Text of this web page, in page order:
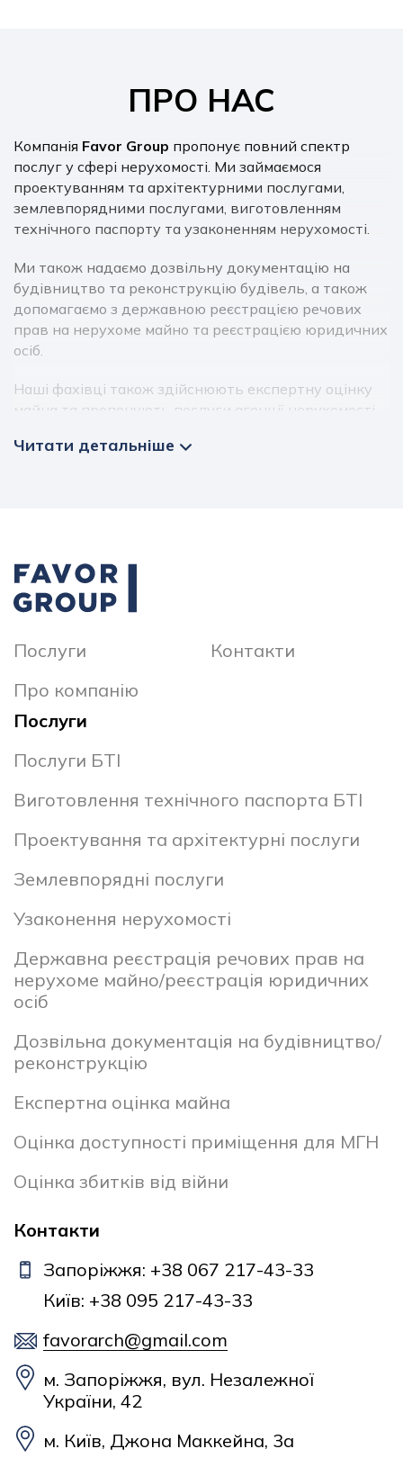
ПРО НАС
Компанія Favor Group пропонує повний спектр
послуг у сфері нерухомості. Ми займаємося
проектуванням та архітектурними послугами,
землевпорядними послугами, виготовленням
технічного паспорту та узаконенням нерухомості.
Ми також надаємо дозвільну документацію на
будівництво та реконструкцію будівель, а також
допомагаємо з державною реєстрацією речових
прав на нерухоме майно та реєстрацією юридичних
осіб.
Наші фахівці також здійснюють експертну оцінку
майна та пропонують послуги агенції нерухомості.
ми надаємо індивідуальний підхід до кожного з
та високий рівень якості наданих послуг.
Читати детальніше
Послуги
Про компанію
Контакти
Послуги
Послуги БТІ
Виготовлення технічного паспорта БТІ
Проектування та архітектурні послуги
Землевпорядні послуги
Узаконення нерухомості
Державна реєстрація речових прав на
нерухоме майно/реєстрація юридичних
осіб
Дозвільна документація на будівництво/
реконструкцію
Експертна оцінка майна
Оцінка доступності приміщення для МГН
Оцінка збитків від війни
Контакти
Запоріжжя: +38 067 217-43-33
Київ: +38 095 217-43-33
favorarch@gmail.com
м. Запоріжжя, вул. Незалежної
України, 42
м. Київ, Джона Маккейна, 3а